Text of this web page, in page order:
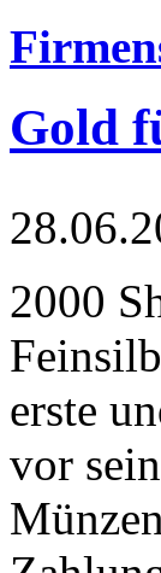
Gold
2000
erste
vor